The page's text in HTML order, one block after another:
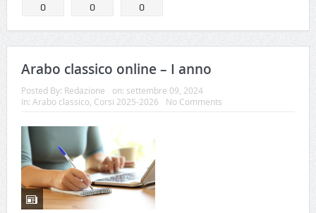
0 0 0
Arabo classico online – I anno
Posted By: Redazione on: settembre 09, 2024
In: Arabo classico, Corsi 2025-2026 No Comments